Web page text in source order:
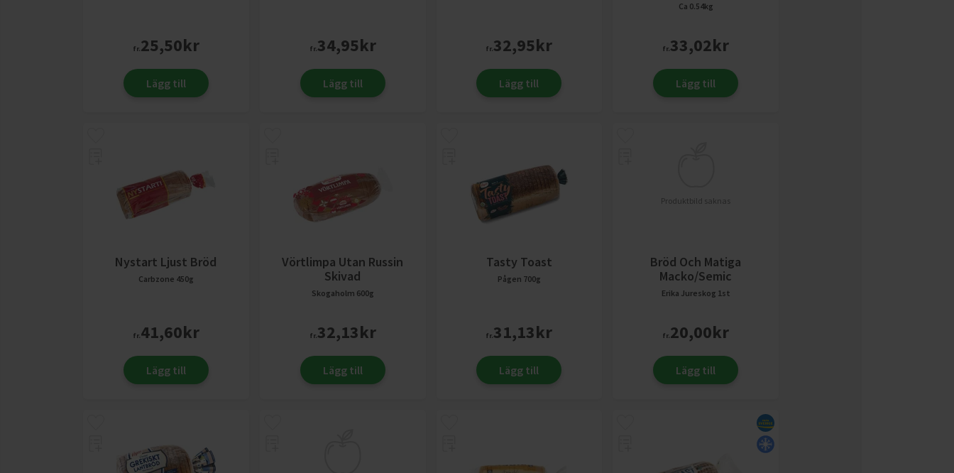
fr.25,50kr
Lägg till
fr.34,95kr
Lägg till
fr.32,95kr
Lägg till
Ca 0.54kg
fr.33,02kr
Lägg till
Nystart Ljust Bröd
Carbzone 450g
fr.41,60kr
Lägg till
Vörtlimpa Utan Russin
Skivad
Skogaholm 600g
fr.32,13kr
Lägg till
Tasty Toast
Pågen 700g
fr.31,13kr
Lägg till
Produktbild saknas
Bröd Och Matiga
Macko/Semic
Erika Jureskog 1st
fr.20,00kr
Lägg till